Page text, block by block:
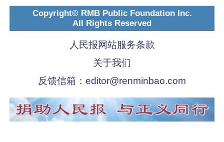
Copyright© RMB Public Foundation Inc.
All Rights Reserved
人民报网站服务条款
关于我们
反馈信箱： editor@renminbao.com